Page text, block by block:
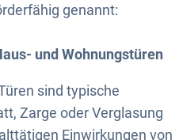
genannt:
und Wohnungstüren
sind typische
Zarge oder Verglasung
Einwirkungen von